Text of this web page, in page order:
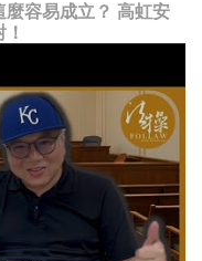
容易成立？ 高虹安